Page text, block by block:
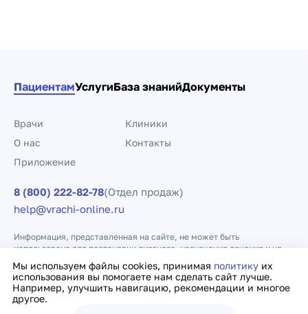
Мы используем файлы cookies, принимая политику их
использования вы помогаете нам сделать сайт лучше.
Например, улучшить навигацию, рекомендации и многое
другое.
ПациентамУслугиБаза знанийДокументы
Врачи
Клиники
О нас
Контакты
Приложение
8 (800) 222-82-78(Отдел продаж)
help@vrachi-online.ru
Информация, представленная на сайте, не может быть
использована для постановки диагноза, назначения лечения и не
заменяет прием врача.
Политика конфиденциальности Договор оферты